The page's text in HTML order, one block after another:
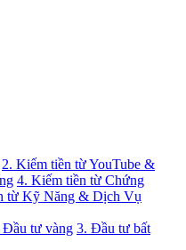
2. Kiếm tiền từ YouTube &
4. Kiếm tiền từ Chứng
từ Kỹ Năng & Dịch Vụ
Đầu tư vàng 3. Đầu tư bất